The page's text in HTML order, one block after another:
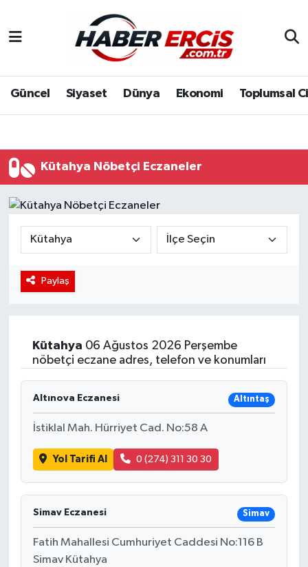
Güncel Siyaset Dünya Ekonomi Toplumsal
Kütahya Nöbetçi Eczaneler
Paylaş
Kütahya 06 Ağustos 2026 Perşembe
nöbetçi eczane adres, telefon ve konumları
Altınova Eczanesi Altıntaş
İstiklal Mah. Hürriyet Cad. No:58 A
Yol Tarifi Al 0 (274) 311 30 30
Simav Eczanesi Simav
Fatih Mahallesi Cumhuriyet Caddesi No:116 B
Simav Kütahya